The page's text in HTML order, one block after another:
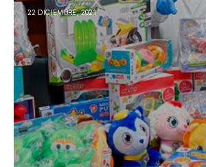
22 DICIEMBRE, 2021